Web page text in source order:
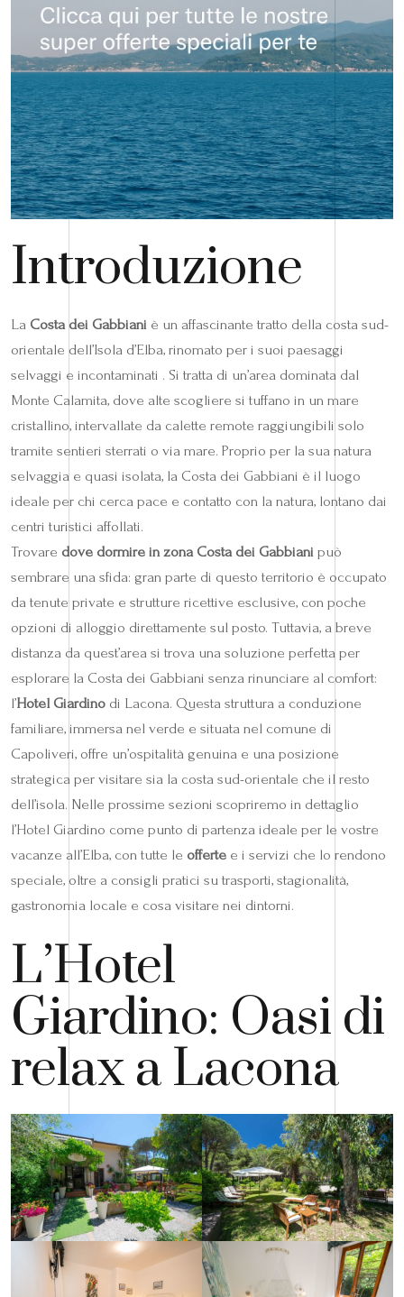
Introduzione
La Costa dei Gabbiani è un affascinante tratto della costa sud-
orientale dell’Isola d’Elba, rinomato per i suoi paesaggi
selvaggi e incontaminati . Si tratta di un’area dominata dal
Monte Calamita, dove alte scogliere si tuffano in un mare
cristallino, intervallate da calette remote raggiungibili solo
tramite sentieri sterrati o via mare. Proprio per la sua natura
selvaggia e quasi isolata, la Costa dei Gabbiani è il luogo
ideale per chi cerca pace e contatto con la natura, lontano dai
centri turistici affollati.
Trovare dove dormire in zona Costa dei Gabbiani può
sembrare una sfida: gran parte di questo territorio è occupato
da tenute private e strutture ricettive esclusive, con poche
opzioni di alloggio direttamente sul posto. Tuttavia, a breve
distanza da quest’area si trova una soluzione perfetta per
esplorare la Costa dei Gabbiani senza rinunciare al comfort:
l’Hotel Giardino di Lacona. Questa struttura a conduzione
familiare, immersa nel verde e situata nel comune di
Capoliveri, offre un’ospitalità genuina e una posizione
strategica per visitare sia la costa sud-orientale che il resto
dell’isola. Nelle prossime sezioni scopriremo in dettaglio
l’Hotel Giardino come punto di partenza ideale per le vostre
vacanze all’Elba, con tutte le offerte e i servizi che lo rendono
speciale, oltre a consigli pratici su trasporti, stagionalità,
gastronomia locale e cosa visitare nei dintorni.
L’Hotel
Giardino: Oasi di
relax a Lacona